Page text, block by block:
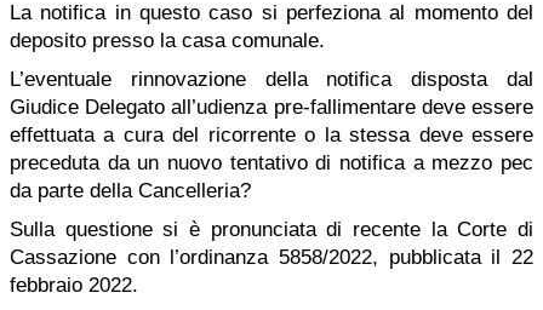
La notifica in questo caso si perfeziona al momento del
deposito presso la casa comunale.
L’eventuale rinnovazione della notifica disposta dal
Giudice Delegato all’udienza pre-fallimentare deve essere
effettuata a cura del ricorrente o la stessa deve essere
preceduta da un nuovo tentativo di notifica a mezzo pec
da parte della Cancelleria?
Sulla questione si è pronunciata di recente la Corte di
Cassazione con l’ordinanza 5858/2022, pubblicata il 22
febbraio 2022.